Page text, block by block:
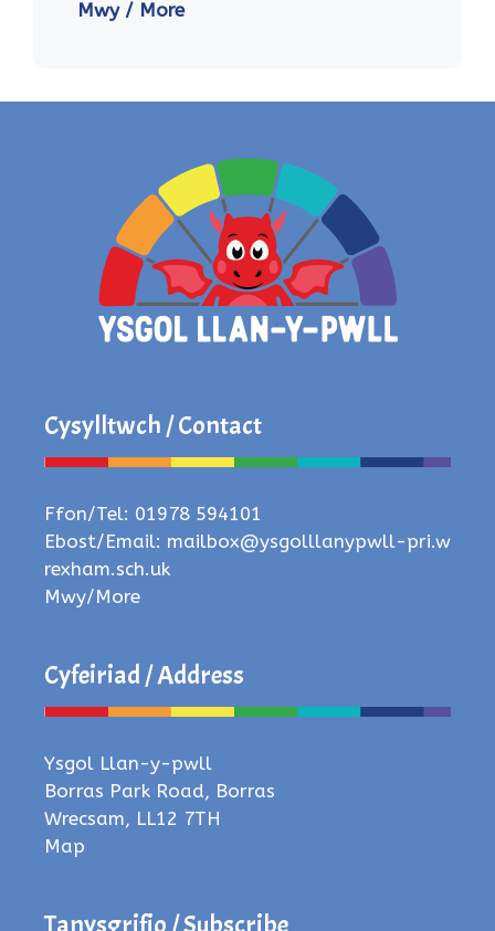
Mwy / More
Cysylltwch / Contact
Ffon/Tel: 01978 594101
Ebost/Email: mailbox@ysgolllanypwll-pri.w
rexham.sch.uk
Mwy/More
Cyfeiriad / Address
Ysgol Llan-y-pwll
Borras Park Road, Borras
Wrecsam, LL12 7TH
Map
Tanysgrifio / Subscribe